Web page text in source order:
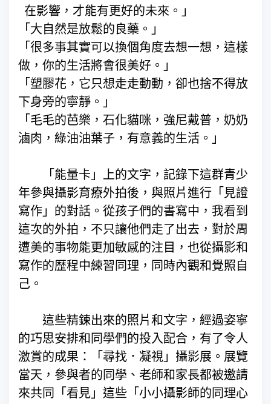
在影響，才能有更好的未來。」
「大自然是放鬆的良藥。」
「很多事其實可以換個角度去想一想，這樣
做，你的生活將會很美好。」
「塑膠花，它只想走走動動，卻也捨不得放
下身旁的寧靜。」
「毛毛的芭樂，石化貓咪，強尼戴普，奶奶
滷肉，綠油油葉子，有意義的生活。」
「能量卡」上的文字，記錄下這群青少
年參與攝影育療外拍後，與照片進行「見證
寫作」的對話。從孩子們的書寫中，我看到
這次的外拍，不只讓他們走了出去，對於周
遭美的事物能更加敏感的注目，也從攝影和
寫作的歴程中練習同理，同時內觀和覺照自
己。
這些精鍊出來的照片和文字，經過姿寧
的巧思安排和同學們的投入配合，有了令人
激賞的成果：「尋找．凝視」攝影展。展覽
當天，參與者的同學、老師和家長都被邀請
來共同「看見」這些「小小攝影師的同理心